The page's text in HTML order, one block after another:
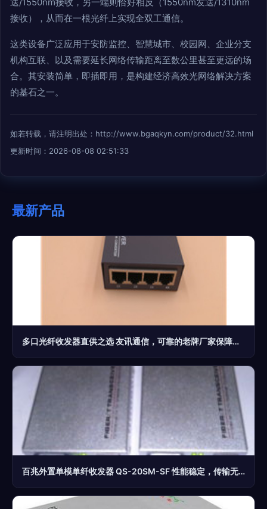
接收），从而在一根光纤上实现全双工通信。
这类设备广泛应用于安防监控、智慧城市、校园网、企业分支
机构互联、以及需要延长网络传输距离至数公里甚至更远的场
合。其安装简单，即插即用，是构建经济高效光网络解决方案
的基石之一。
如若转载，请注明出处：http://www.bgaqkyn.com/product/32.html
更新时间：2026-08-08 02:51:33
最新产品
多口光纤收发器直供之选 友讯通信，可靠的老牌厂家保障网络稳定运行
百兆外置单模单纤收发器 QS-20SM-SF 性能稳定，传输无忧